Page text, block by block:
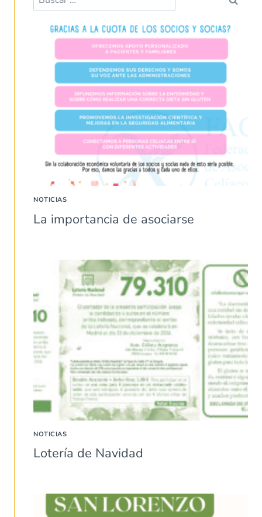
NOTICIAS
La importancia de asociarse
NOTICIAS
Lotería de Navidad